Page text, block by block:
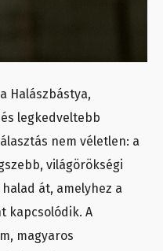
Halászbástya,
legkedveltebb
nem véletlen: a
világörökségi
át, amelyhez a
kapcsolódik. A
magyaros